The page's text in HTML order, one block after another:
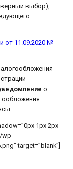
выбор),
от 11.09.2020 №
о
1px 2px
wp-
target=”blank”]